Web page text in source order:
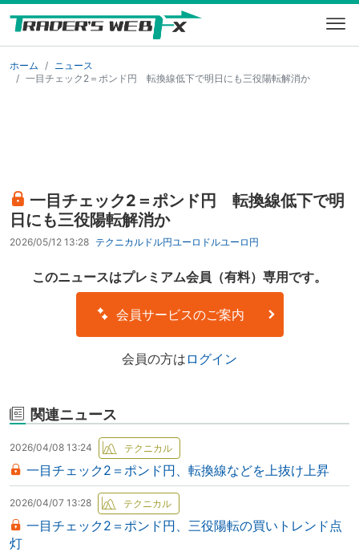
ホーム
ニュース
一目チェック2＝ポンド円 転換線低下で明日にも三役陽転解消か
一目チェック2＝ポンド円 転換線低下で明
日にも三役陽転解消か
2026/05/12 13:28 テクニカル ドル円ユーロドルユーロ円
このニュースはプレミアム会員（有料）専用です。
会員サービスのご案内
会員の方は ログイン
関連ニュース
2026/04/08 13:24
一目チェック2＝ポンド円、転換線などを上抜け上昇
2026/04/07 13:28
一目チェック2＝ポンド円、三役陽転の買いトレンド点
灯